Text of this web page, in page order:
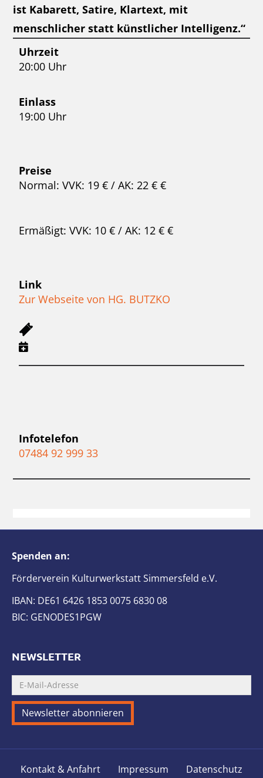
Uhrzeit
20:00 Uhr
Einlass
19:00 Uhr
Preise
Normal: VVK: 19 € / AK: 22 € €
Ermäßigt: VVK: 10 € / AK: 12 € €
Link
Zur Webseite von HG. BUTZKO
Infotelefon
07484 92 999 33
ist Kabarett, Satire, Klartext, mit
menschlicher statt künstlicher Intelligenz.“
Spenden an:
Förderverein Kulturwerkstatt Simmersfeld e.V.
IBAN: DE61 6426 1853 0075 6830 08
BIC: GENODES1PGW
NEWSLETTER
Kontakt & Anfahrt Impressum Datenschutz